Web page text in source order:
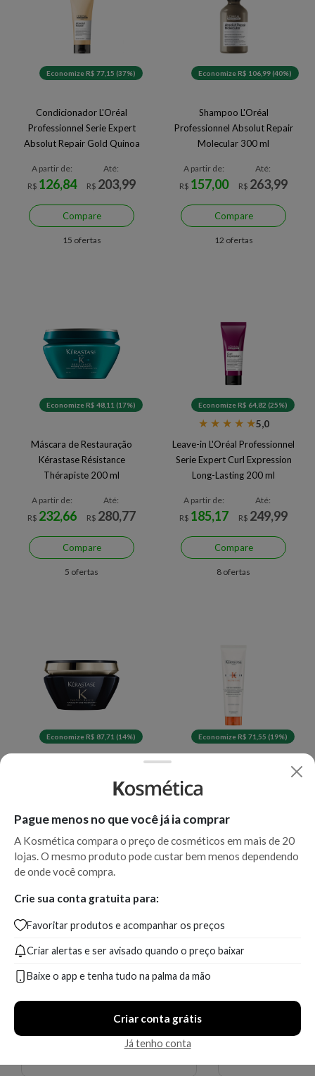
Economize R$ 77,15 (37%)
Condicionador L'Oréal
Professionnel Serie Expert
Absolut Repair Gold Quinoa
A partir de:
R$ 126,84
Até:
R$ 203,99
Compare
15 ofertas
Economize R$ 106,99 (40%)
Shampoo L'Oréal
Professionnel Absolut Repair
Molecular 300 ml
A partir de:
R$ 157,00
Até:
R$ 263,99
Compare
12 ofertas
Economize R$ 48,11 (17%)
Máscara de Restauração
Kérastase Résistance
Thérapiste 200 ml
A partir de:
R$ 232,66
Até:
R$ 280,77
Compare
5 ofertas
Economize R$ 64,82 (25%)
★ ★ ★ ★ ★5,0
Leave-in L'Oréal Professionnel
Serie Expert Curl Expression
Long-Lasting 200 ml
A partir de:
R$ 185,17
Até:
R$ 249,99
Compare
8 ofertas
Economize R$ 87,71 (14%)
Kérastase Chronologiste
506,29
R$594,00
Compare
6 ofertas
Economize R$ 71,55 (19%)
Nectar Thermique 150 ml
289,45 361,00
Lojas
Pague menos no que você já ia comprar
A Kosmética compara o preço de cosméticos em mais de 20
lojas. O mesmo produto pode custar bem menos dependendo
de onde você compra.
Crie sua conta gratuita para:
Favoritar produtos e acompanhar os preços
Criar alertas e ser avisado quando o preço baixar
Baixe o app e tenha tudo na palma da mão
Criar conta grátis
Já tenho conta